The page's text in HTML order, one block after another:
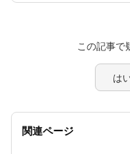
この記事で
は
関連ページ